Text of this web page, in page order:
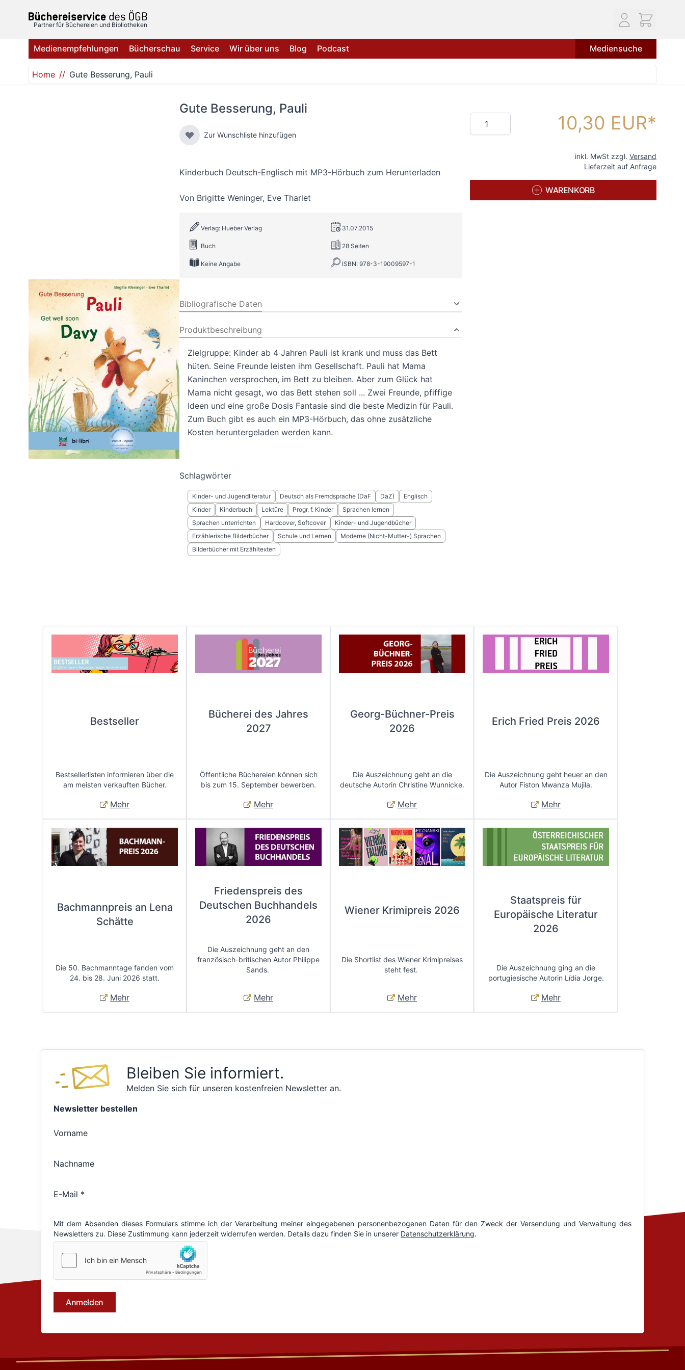
Partner für Büchereien und Bibliotheken
Medienempfehlungen Bücherschau Service Wir über uns Blog Podcast Mediensuche
Home Gute Besserung, Pauli
Gute Besserung, Pauli
Zur Wunschliste hinzufügen
Kinderbuch Deutsch-Englisch mit MP3-Hörbuch zum Herunterladen
Von Brigitte Weninger, Eve Tharlet
Verlag: Hueber Verlag 31.07.2015
Buch 28 Seiten
Keine Angabe ISBN: 978-3-19009597-1
Bibliografische Daten
Produktbeschreibung
Zielgruppe: Kinder ab 4 Jahren Pauli ist krank und muss das Bett
hüten. Seine Freunde leisten ihm Gesellschaft. Pauli hat Mama
Kaninchen versprochen, im Bett zu bleiben. Aber zum Glück hat
Mama nicht gesagt, wo das Bett stehen soll ... Zwei Freunde, pfiffige
Ideen und eine große Dosis Fantasie sind die beste Medizin für Pauli.
Zum Buch gibt es auch ein MP3-Hörbuch, das ohne zusätzliche
Kosten heruntergeladen werden kann.
Schlagwörter
Kinder- und Jugendliteratur Deutsch als Fremdsprache (DaF DaZ)
Englisch
Kinder
Kinderbuch Lektüre Progr. f. Kinder
Sprachen lernen
Sprachen unterrichten
Hardcover, Softcover
Kinder- und Jugendbücher
Erzählerische Bilderbücher
Schule und Lernen
Moderne (Nicht-Mutter-) Sprachen
Bilderbücher mit Erzähltexten
Menge 10,30 EUR
inkl. MwSt zzgl. Versand
Lieferzeit auf Anfrage
WARENKORB
Bestseller
Bestsellerlisten informieren über die
am meisten verkauften Bücher.
Mehr
Bücherei des Jahres
2027
Öffentliche Büchereien können sich
bis zum 15. September bewerben.
Mehr
Georg-Büchner-Preis
2026
Die Auszeichnung geht an die
deutsche Autorin Christine Wunnicke.
Mehr
Erich Fried Preis 2026
Die Auszeichnung geht heuer an den
Autor Fiston Mwanza Mujila.
Mehr
Bachmannpreis an Lena
Schätte
Die 50. Bachmanntage fanden vom
24. bis 28. Juni 2026 statt.
Mehr
Friedenspreis des
Deutschen Buchhandels
2026
Die Auszeichnung geht an den
französisch-britischen Autor Philippe
Sands.
Mehr
Wiener Krimipreis 2026
Die Shortlist des Wiener Krimipreises
steht fest.
Mehr
Staatspreis für
Europäische Literatur
2026
Die Auszeichnung ging an die
portugiesische Autorin Lídia Jorge.
Mehr
Bleiben Sie informiert.
Melden Sie sich für unseren kostenfreien Newsletter an.